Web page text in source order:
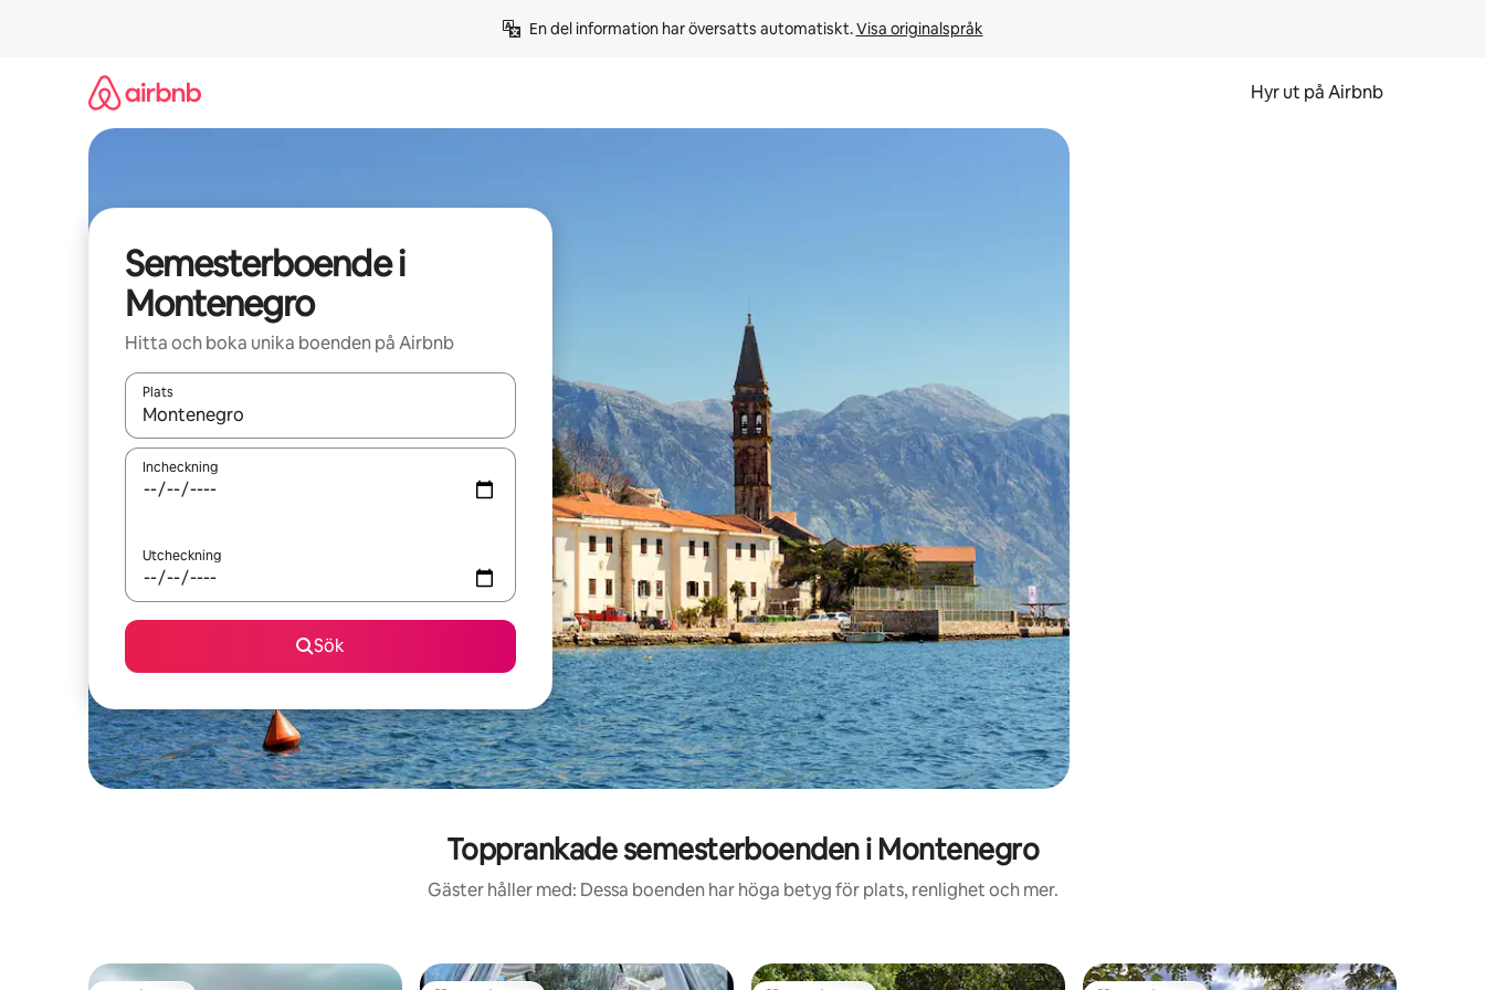
En del information har översatts automatiskt. Visa originalspråk
Hyr ut på Airbnb
Semesterboende i
Montenegro
Hitta och boka unika boenden på Airbnb
Plats
När resultaten är tillgängliga kan du navigera med upp- och nedåtpilarna eller utforska genom att trycka eller svepa.
Incheckning
Utcheckning
Sök
Topprankade semesterboenden i Montenegro
Gäster håller med: Dessa boenden har höga betyg för plats, renlighet och mer.